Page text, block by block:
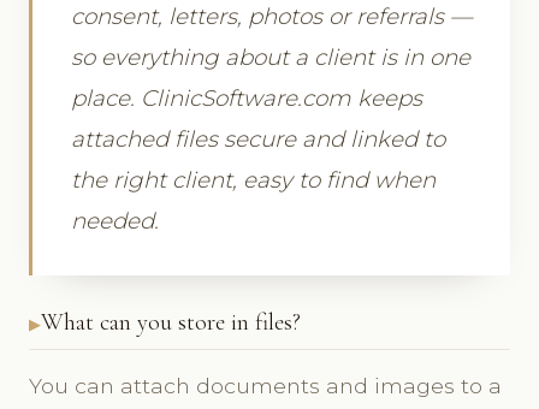
consent, letters, photos or referrals —
so everything about a client is in one
place. ClinicSoftware.com keeps
attached files secure and linked to
the right client, easy to find when
needed.
What can you store in files?
You can attach documents and images to a